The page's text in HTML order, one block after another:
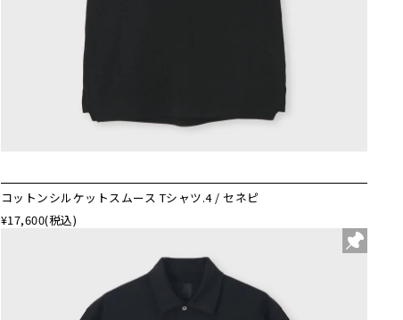
コットンシルケットスムース Tシャツ.4 / セネピ
¥17,600(税込)